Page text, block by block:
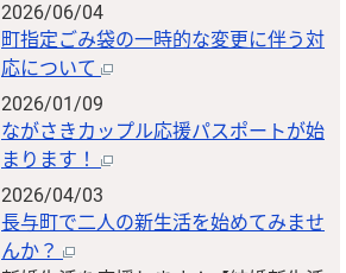
2026/06/04
町指定ごみ袋の一時的な変更に伴う対
応について
2026/01/09
ながさきカップル応援パスポートが始
まります！
2026/04/03
長与町で二人の新生活を始めてみませ
んか？